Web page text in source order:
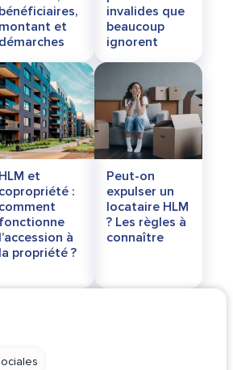
bénéficiaires,
montant et
démarches
invalides que
beaucoup
ignorent
HLM et
copropriété :
comment
fonctionne
l’accession à
la propriété ?
Peut-on
expulser un
locataire HLM
? Les règles à
connaître